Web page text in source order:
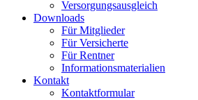
Versorgungsausgleich
Downloads
Für Mitglieder
Für Versicherte
Für Rentner
Informationsmaterialien
Kontakt
Kontaktformular